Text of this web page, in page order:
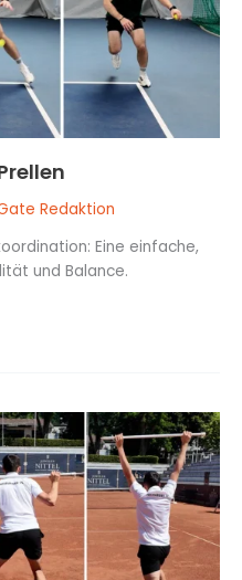
Redaktion
Eine einfache,
und Balance.